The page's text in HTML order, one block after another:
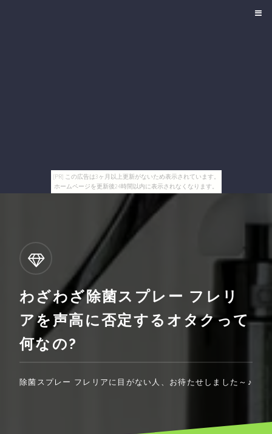
[PR] この広告は3ヶ月以上更新がないため表示されています。
ホームページを更新後24時間以内に表示されなくなります。
わざわざ除菌スプレー フレリ
アを声高に否定するオタクって
何なの?
除菌スプレー フレリアに目がない人、お待たせしました～♪